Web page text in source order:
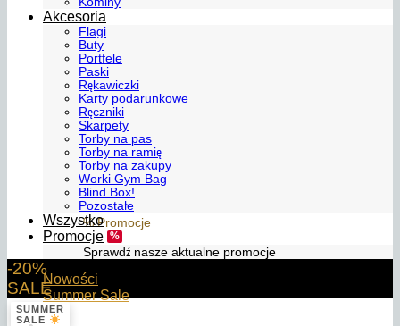
% Promocje
Sprawdź nasze aktualne promocje
Nowości
Summer Sale
Akcesoria
Flagi
Buty
Portfele
Paski
Rękawiczki
Karty podarunkowe
Ręczniki
Skarpety
Torby na pas
Torby na ramię
Torby na zakupy
Worki Gym Bag
Blind Box!
Pozostałe
Wszystko
Promocje
-20%
SALE
SUMMER
SALE